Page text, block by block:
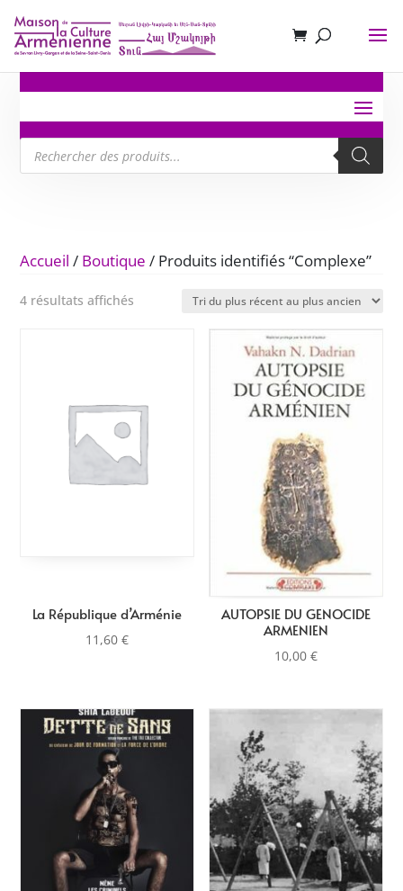
Recherche
de
produits
Accueil / Boutique / Produits identifiés “Complexe”
4 résultats affichés
plus
La République d’Arménie
11,60€
AUTOPSIE DU GENOCIDE
ARMENIEN
10,00 €